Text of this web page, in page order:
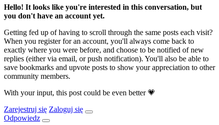
Hello! It looks like you're interested in this conversation, but
you don't have an account yet.
Getting fed up of having to scroll through the same posts each visit?
When you register for an account, you'll always come back to
exactly where you were before, and choose to be notified of new
replies (either via email, or push notification). You'll also be able to
save bookmarks and upvote posts to show your appreciation to other
community members.
With your input, this post could be even better 💗
Zarejestruj się Zaloguj się
Odpowiedz